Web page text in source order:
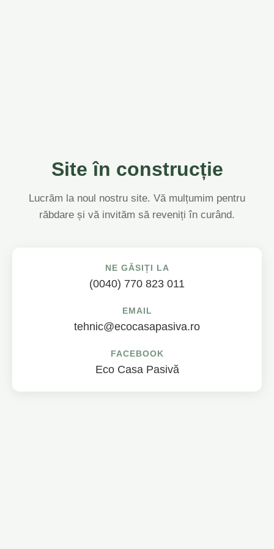
Site în construcție
Lucrăm la noul nostru site. Vă mulțumim pentru
răbdare și vă invităm să reveniți în curând.
NE GĂSIȚI LA
(0040) 770 823 011
EMAIL
tehnic@ecocasapasiva.ro
FACEBOOK
Eco Casa Pasivă